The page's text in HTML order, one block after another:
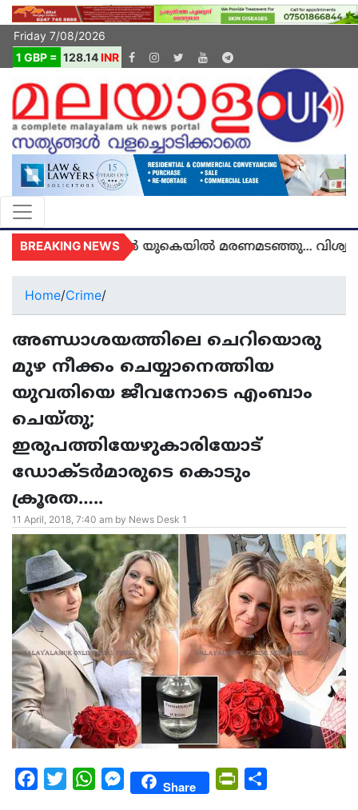
Friday 7/08/2026
1 GBP = 128.14INR
BREAKING NEWS
അഞ്ജു അമൽ യുകെയിൽ മരണമടഞ്ഞു...
Home/Crime/
അണ്ഡാശയത്തിലെ ചെറിയൊരു
മുഴ നീക്കം ചെയ്യാനെത്തിയ
യുവതിയെ ജീവനോടെ എംബാം
ചെയ്തു;
ഇരുപത്തിയേഴുകാരിയോട്
ഡോക്ടർമാരുടെ കൊടും
ക്രൂരത…..
11 April, 2018, 7:40 am by News Desk 1
Facebook
Twitter WhatsAppMessengerShare PrintFriendly